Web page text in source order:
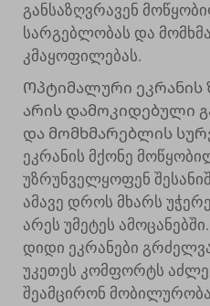
განსაზღვრავენ
სარგებლობას და
კმაყოფილებას.
Ოპტიმალური ეკრანის
არის დამოკიდებული
და მომხმარებლის
ეკრანის მქონე
უზრუნველყოფენ
ამავე დროს მხარს
არეს უმეტეს
დიდი ეკრანები
უკეთეს კომფორტს
შეამცირონ